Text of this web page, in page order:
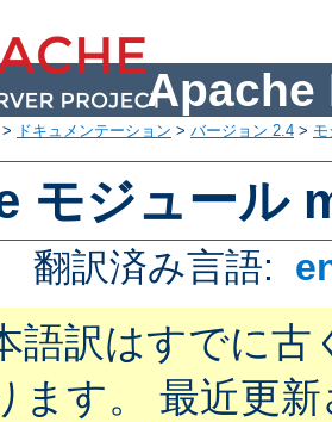
Apache
ドキュメンテーション > バージョン 2.4 >
モジュール
翻訳済み言語:
語訳はすでに古
ます。 最近更